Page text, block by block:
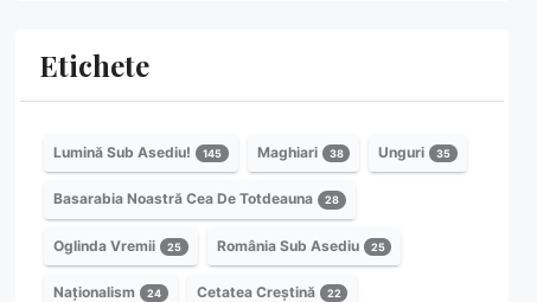
Etichete
Lumină Sub Asediu! 145 Maghiari 38 Unguri 35
Basarabia Noastră Cea De Totdeauna 28
Oglinda Vremii 25 România Sub Asediu 25
Naționalism 24 Cetatea Creștină 22